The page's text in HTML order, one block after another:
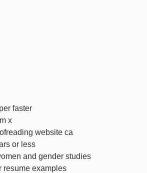
faster
x
website ca
or less
and gender studies
resume examples